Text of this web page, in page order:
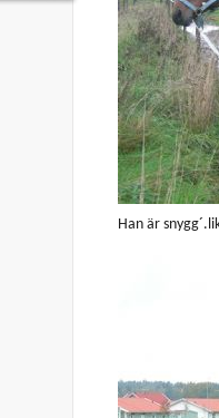
Han är